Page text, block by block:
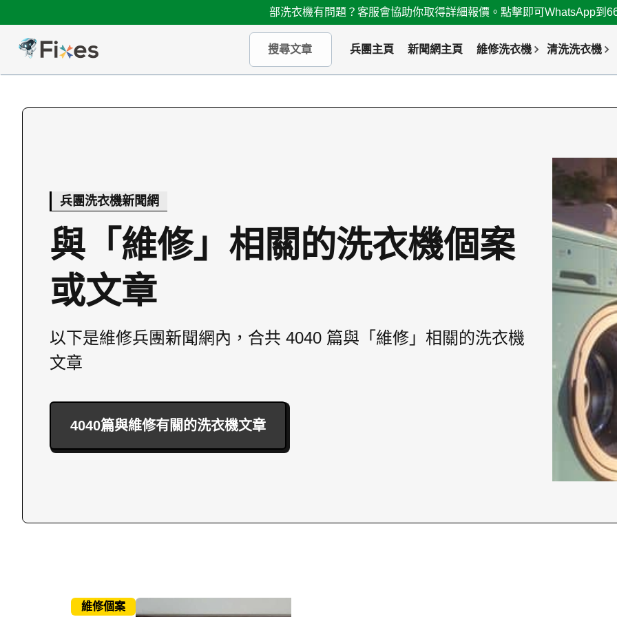
部洗衣機有問題？客服會協助你取得詳細報價。點擊即可WhatsApp到
兵團主頁 新聞網主頁 維修洗衣機 清洗洗衣機
兵團洗衣機新聞網
與「維修」相關的洗衣機個案
或文章
以下是維修兵團新聞網內，合共 4040 篇與「維修」相關的洗衣機
文章
4040篇與維修有關的洗衣機文章
維修個案